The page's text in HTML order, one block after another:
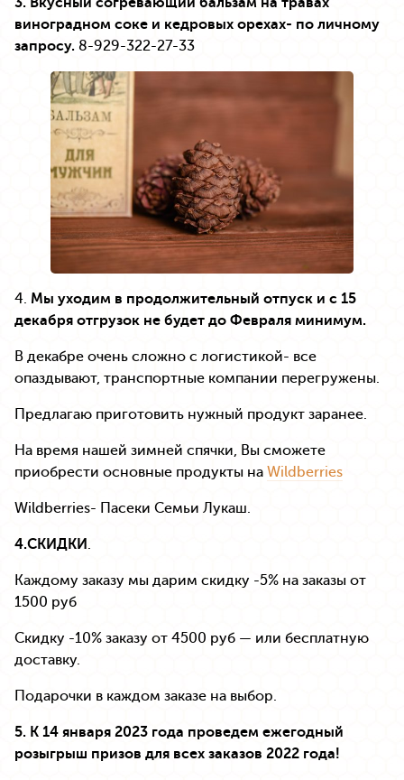
виноградном соке и кедровых орехах- по личному
запросу. 8-929-322-27-33
4. Мы уходим в продолжительный отпуск и с 15
декабря отгрузок не будет до Февраля минимум.
В декабре очень сложно с логистикой- все
опаздывают, транспортные компании перегружены.
Предлагаю приготовить нужный продукт заранее.
На время нашей зимней спячки, Вы сможете
приобрести основные продукты на Wildberries
Wildberries- Пасеки Семьи Лукаш.
4.СКИДКИ .
Каждому заказу мы дарим скидку -5% на заказы от
1500 руб
Скидку -10% заказу от 4500 руб — или бесплатную
доставку.
Подарочки в каждом заказе на выбор.
5. К 14 января 2023 года проведем ежегодный
розыгрыш призов для всех заказов 2022 года!